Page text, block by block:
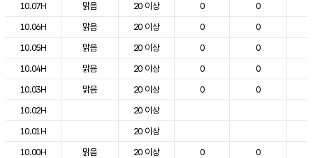
10.07H
맑음 20 이상 0 0
10.06H
맑음 20 이상 0 0
10.05H
맑음 20 이상 0 0
10.04H
맑음 20 이상 0 0
10.03H
맑음 20 이상 0 0
10.02H
20 이상
10.01H
20 이상
10.00H
맑음 20 이상 0 0